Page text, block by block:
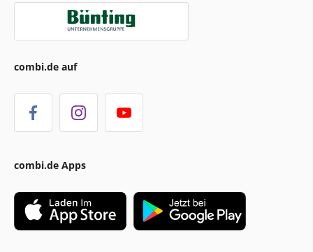
combi.de auf
combi.de Apps